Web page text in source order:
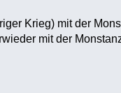
Krieg) mit der
mit der